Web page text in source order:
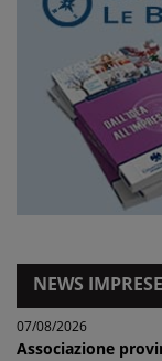
NEWS IMPRESE
07/08/2026
Associazione